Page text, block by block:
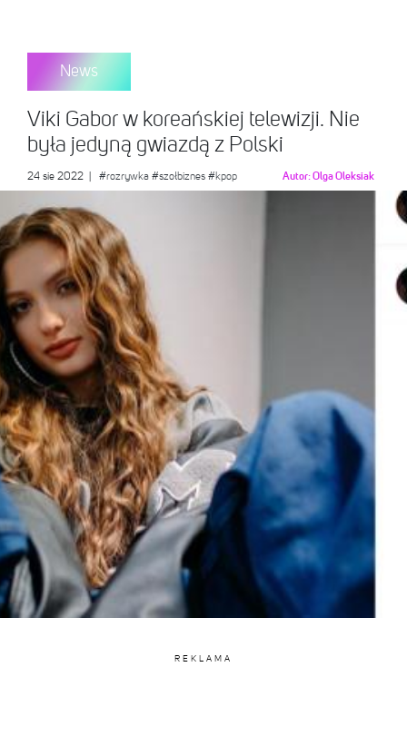
News
Viki Gabor w koreańskiej telewizji. Nie
była jedyną gwiazdą z Polski
24 sie 2022 #rozrywka #szołbiznes #kpop Autor:Olga Oleksiak
REKLAMA